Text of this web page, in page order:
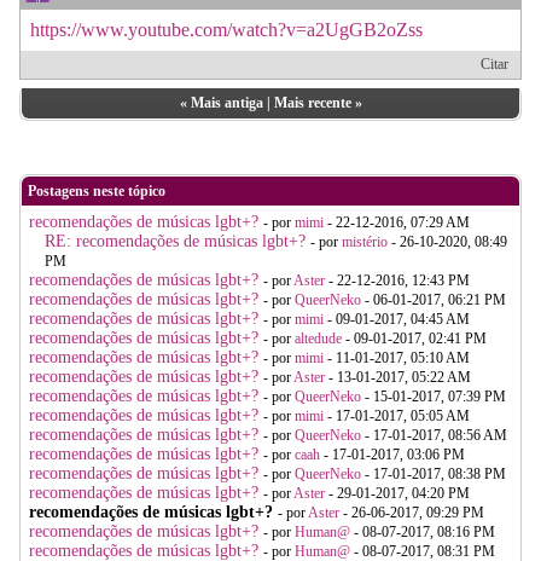
https://www.youtube.com/watch?v=a2UgGB2oZss
Citar
« Mais antiga| Mais recente»
Postagens neste tópico
recomendações de músicas lgbt+? - por mimi - 22-12-2016, 07:29 AM
RE: recomendações de músicas lgbt+? - por mistério - 26-10-2020, 08:49
PM
recomendações de músicas lgbt+? - porAster - 22-12-2016, 12:43 PM
recomendações de músicas lgbt+? - por QueerNeko - 06-01-2017, 06:21 PM
recomendações de músicas lgbt+? - por mimi - 09-01-2017, 04:45 AM
recomendações de músicas lgbt+? - por altedude - 09-01-2017, 02:41 PM
recomendações de músicas lgbt+? - por mimi - 11-01-2017, 05:10 AM
recomendações de músicas lgbt+? - porAster - 13-01-2017, 05:22 AM
recomendações de músicas lgbt+? - por QueerNeko - 15-01-2017, 07:39 PM
recomendações de músicas lgbt+? - por mimi - 17-01-2017, 05:05 AM
recomendações de músicas lgbt+? - por QueerNeko - 17-01-2017, 08:56 AM
recomendações de músicas lgbt+? - por caah - 17-01-2017, 03:06 PM
recomendações de músicas lgbt+? - por QueerNeko - 17-01-2017, 08:38 PM
recomendações de músicas lgbt+? - porAster - 29-01-2017, 04:20 PM
recomendações de músicas lgbt+? - porAster - 26-06-2017, 09:29 PM
recomendações de músicas lgbt+? - por Human@ - 08-07-2017, 08:16 PM
recomendações de músicas lgbt+? - por Human@ - 08-07-2017, 08:31 PM